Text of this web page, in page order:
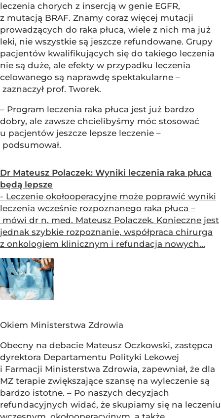
leczenia chorych z insercją w genie EGFR,
z mutacją BRAF. Znamy coraz więcej mutacji
prowadzących do raka płuca, wiele z nich ma już
leki, nie wszystkie są jeszcze refundowane. Grupy
pacjentów kwalifikujących się do takiego leczenia
nie są duże, ale efekty w przypadku leczenia
celowanego są naprawdę spektakularne –
zaznaczył prof. Tworek.
– Program leczenia raka płuca jest już bardzo
dobry, ale zawsze chcielibyśmy móc stosować
u pacjentów jeszcze lepsze leczenie –
podsumował.
Dr Mateusz Polaczek: Wyniki leczenia raka płuca
będą lepsze
- Leczenie okołooperacyjne może poprawić wyniki
leczenia wcześnie rozpoznanego raka płuca –
mówi dr n. med. Mateusz Polaczek. Konieczne jest
jednak szybkie rozpoznanie, współpraca chirurga
z onkologiem klinicznym i refundacja nowych...
Okiem Ministerstwa Zdrowia
Obecny na debacie Mateusz Oczkowski, zastępca
dyrektora Departamentu Polityki Lekowej
i Farmacji Ministerstwa Zdrowia, zapewniał, że dla
MZ terapie zwiększające szansę na wyleczenie są
bardzo istotne. – Po naszych decyzjach
refundacyjnych widać, że skupiamy się na leczeniu